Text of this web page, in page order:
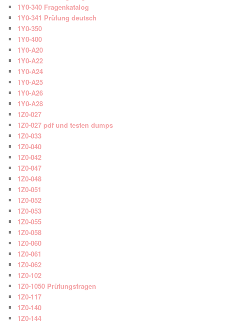
1Y0-340 Fragenkatalog
1Y0-341 Prüfung deutsch
1Y0-350
1Y0-400
1Y0-A20
1Y0-A22
1Y0-A24
1Y0-A25
1Y0-A26
1Y0-A28
1Z0-027
1Z0-027 pdf und testen dumps
1Z0-033
1Z0-040
1Z0-042
1Z0-047
1Z0-048
1Z0-051
1Z0-052
1Z0-053
1Z0-055
1Z0-058
1Z0-060
1Z0-061
1Z0-062
1Z0-102
1Z0-1050 Prüfungsfragen
1Z0-117
1Z0-140
1Z0-144